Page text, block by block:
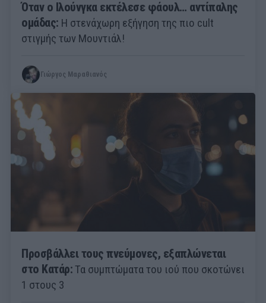
Όταν ο Ιλούνγκα εκτέλεσε φάουλ… αντίπαλης
ομάδας: H στενάχωρη εξήγηση της πιο cult
στιγμής των Μουντιάλ!
Γιώργος Μαραθιανός
Προσβάλλει τους πνεύμονες, εξαπλώνεται
στο Κατάρ:Τα συμπτώματα του ιού που σκοτώνει
1 στους 3